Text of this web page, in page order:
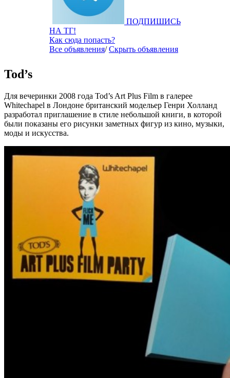
ПОДПИШИСЬ
НА ТГ!
Как сюда попасть?
Все объявления/Скрыть объявления
Tod’s
Для вечеринки 2008 года Tod’s Art Plus Film в галерее
Whitechapel в Лондоне британский модельер Генри Холланд
разработал приглашение в стиле небольшой книги, в которой
были показаны его рисунки заметных фигур из кино, музыки,
моды и искусства.